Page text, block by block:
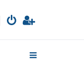
Gelişmiş arama